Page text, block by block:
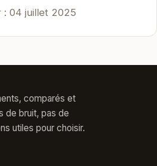
: 04 juillet 2025
comparés et
de bruit, pas de
utiles pour choisir.